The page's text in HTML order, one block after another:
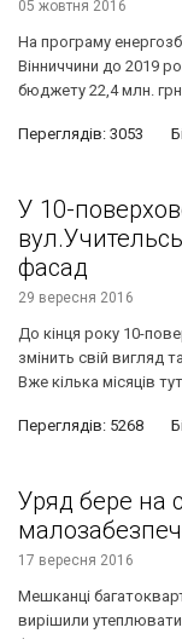
05 жовтня 2016
На програму
Вінниччини до 2019
бюджету 22,4 млн.
Переглядів: 3053
У 10-
фасад
29 вересня 2016
До кінця року 10-
змінить свій вигляд
Вже кілька місяців
Переглядів: 5268
Уряд бере на
17 вересня 2016
Мешканці
вирішили